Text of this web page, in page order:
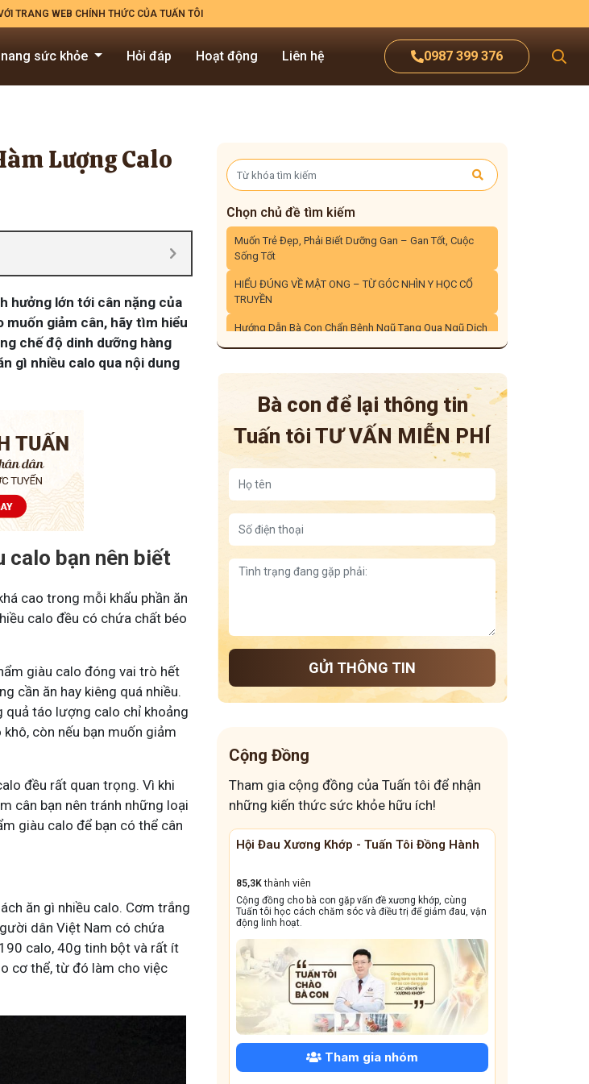
TRANG WEB CHÍNH THỨC CỦA TUẤN TÔI
0987 399 376
sức khỏe Hỏi đáp Hoạt động Liên hệ
Lượng Calo
hưởng lớn tới cân nặng của
muốn giảm cân, hãy tìm hiểu
chế độ dinh dưỡng hàng
gì nhiều calo qua nội dung
calo bạn nên biết
cao trong mỗi khẩu phần ăn
calo đều có chứa chất béo
giàu calo đóng vai trò hết
cần ăn hay kiêng quá nhiều.
táo lượng calo chỉ khoảng
còn nếu bạn muốn giảm
đều rất quan trọng. Vì khi
cân bạn nên tránh những loại
giàu calo để bạn có thể cân
ăn gì nhiều calo. Cơm trắng
dân Việt Nam có chứa
calo, 40g tinh bột và rất ít
cơ thể, từ đó làm cho việc
Chọn chủ đề tìm kiếm
Muốn Trẻ Đẹp, Phải Biết Dưỡng Gan – Gan Tốt, Cuộc
Sống Tốt
HIỂU ĐÚNG VỀ MẬT ONG – TỪ GÓC NHÌN Y HỌC CỔ
TRUYỀN
Hướng Dẫn Bà Con Chẩn Bệnh Ngũ Tạng Qua Ngũ Dịch
Ngâm Chân – Bí Quyết Dưỡng Sinh Từ Gốc Rễ Sức
Bà con để lại thông tin
Tuấn tôiTƯ VẤN MIỄN PHÍ
GỬI THÔNG TIN
Cộng Đồng
Tham gia cộng đồng của Tuấn tôi để nhận
những kiến thức sức khỏe hữu ích!
cho bà con gặp vấn đề xương khớp, cùng
học cách chăm sóc và điều trị để giảm đau, vận
hoạt.
Cộng Đồng Chữa Bệnh Tai Mũi Họng
13,1kthành viên
Cộng đồng này sẽ giúp bà con đẩy lùi tình trạng ho dai
dẳng, viêm xoang tái phát triền miền, amidan sưng đỏ,...